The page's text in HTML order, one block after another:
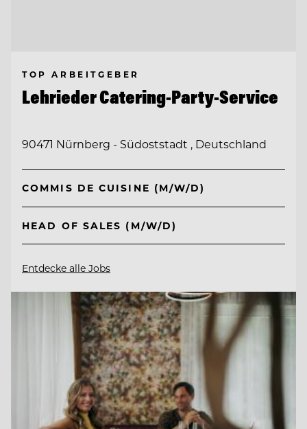
TOP ARBEITGEBER
Lehrieder Catering-Party-Service
90471 Nürnberg - Südoststadt , Deutschland
COMMIS DE CUISINE (M/W/D)
HEAD OF SALES (M/W/D)
Entdecke alle Jobs